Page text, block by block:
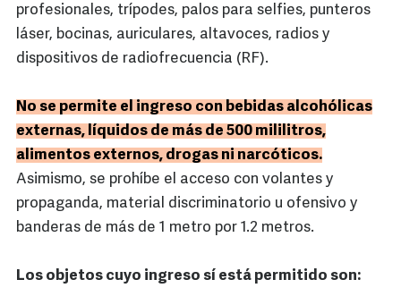
profesionales, trípodes, palos para selfies, punteros
láser, bocinas, auriculares, altavoces, radios y
dispositivos de radiofrecuencia (RF).
No se permite el ingreso con bebidas alcohólicas
externas, líquidos de más de 500 mililitros,
alimentos externos, drogas ni narcóticos.
Asimismo, se prohíbe el acceso con volantes y
propaganda, material discriminatorio u ofensivo y
banderas de más de 1 metro por 1.2 metros.
Los objetos cuyo ingreso sí está permitido son: